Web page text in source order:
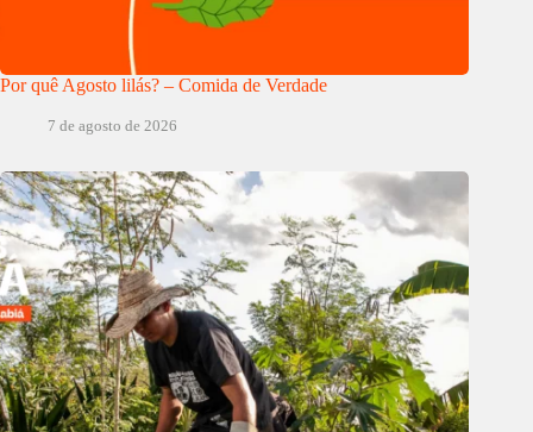
Por quê Agosto lilás? – Comida de Verdade
7 de agosto de 2026